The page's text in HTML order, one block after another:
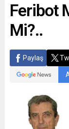
Feribot
Mi?..
Paylaş